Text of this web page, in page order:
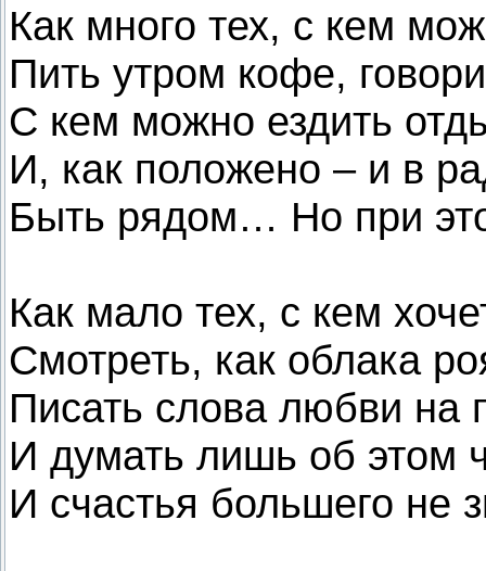
Как много тех, с кем
Пить утром кофе,
С кем можно ездить
И, как положено – и в
Быть рядом… Но при
Как мало тех, с кем
Смотреть, как облака
Писать слова любви на
И думать лишь об этом
И счастья большего не